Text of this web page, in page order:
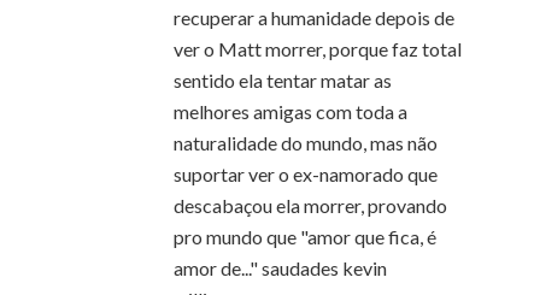
recuperar a humanidade depois de
ver o Matt morrer, porque faz total
sentido ela tentar matar as
melhores amigas com toda a
naturalidade do mundo, mas não
suportar ver o ex-namorado que
descabaçou ela morrer, provando
pro mundo que "amor que fica, é
amor de..." saudades kevin